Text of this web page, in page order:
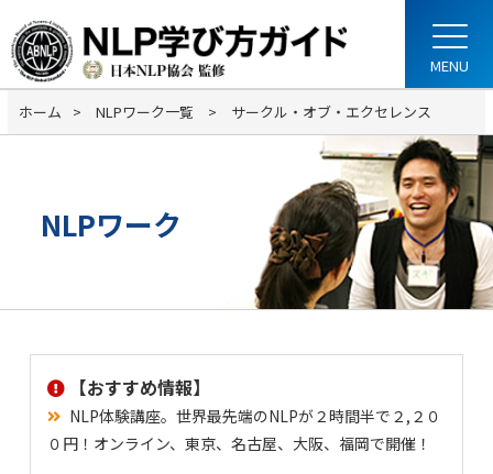
ホーム NLPワーク一覧 サークル・オブ・エクセレンス
NLPワーク
【おすすめ情報】
NLP体験講座。世界最先端のNLPが２時間半で２,２０
０円！オンライン、東京、名古屋、大阪、福岡で開催！